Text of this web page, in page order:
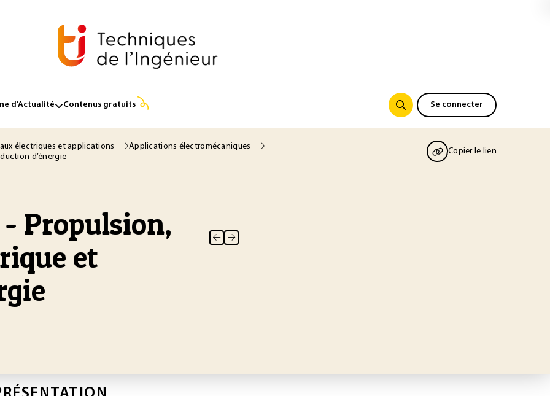
d’Actualité Contenus gratuits Se connecter
électriques et applications
Applications électromécaniques
d’énergie
Copier le lien
Propulsion,
et